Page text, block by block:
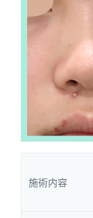
施術内容